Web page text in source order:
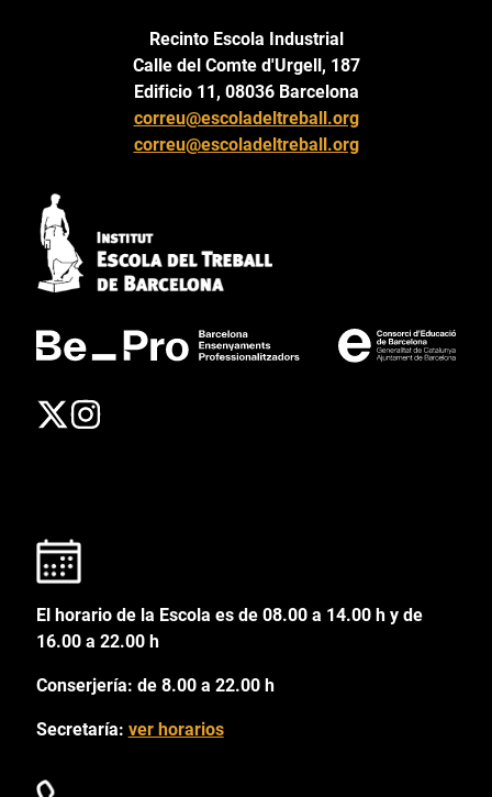
Recinto Escola Industrial
Calle del Comte d'Urgell, 187
Edificio 11, 08036 Barcelona
correu@escoladeltreball.org
correu@escoladeltreball.org
El horario de la Escola es de 08.00 a 14.00 h y de
16.00 a 22.00 h
Conserjería: de 8.00 a 22.00 h
Secretaría: ver horarios